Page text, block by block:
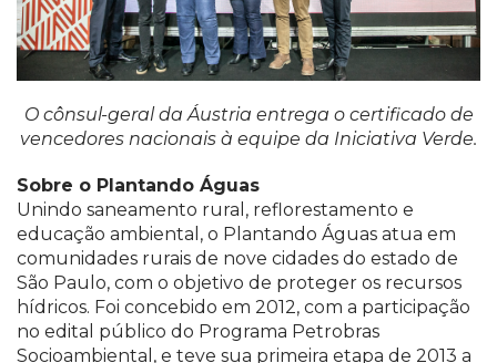
O cônsul-geral da Áustria entrega o certificado de
vencedores nacionais à equipe da Iniciativa Verde.
Sobre o Plantando Águas
Unindo saneamento rural, reflorestamento e
educação ambiental, o Plantando Águas atua em
comunidades rurais de nove cidades do estado de
São Paulo, com o objetivo de proteger os recursos
hídricos. Foi concebido em 2012, com a participação
no edital público do Programa Petrobras
Socioambiental, e teve sua primeira etapa de 2013 a